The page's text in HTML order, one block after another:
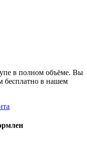
в полном объёме. Вы
бесплатно в нашем